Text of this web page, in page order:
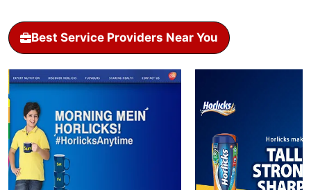
Best Service Providers Near You